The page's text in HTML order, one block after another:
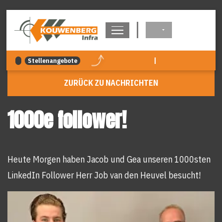
Stellenangebote |
ZURÜCK ZU NACHRICHTEN
1000e follower!
Heute Morgen haben Jacob und Gea unseren 1000sten
LinkedIn Follower Herr Job van den Heuvel besucht!